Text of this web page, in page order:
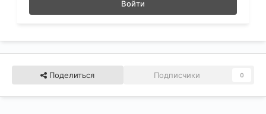
Войти
Поделиться Подписчики 0